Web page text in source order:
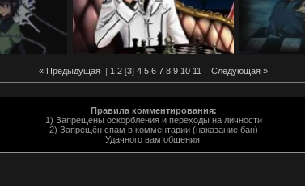
« Предыдущая | 1 2 [3] 4 5 6 7 8 9 10 11 | Следующая »
Правила комментирования:
1) Запрещены оскорбления и переходы на личности
2) Запрещён спам в комментарии (наказание бан)
Удачного вам общения!